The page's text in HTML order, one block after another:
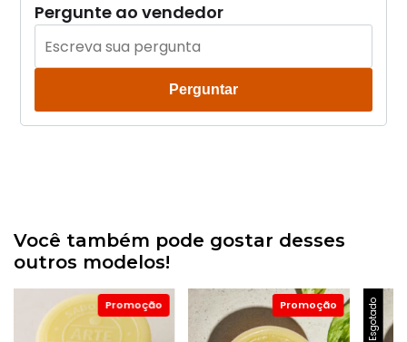
Pergunte ao vendedor
Perguntar
Você também pode gostar desses
outros modelos!
Esgotado